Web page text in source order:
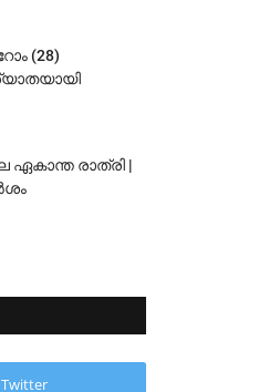
(28)
ഏകാന്ത രാത്രി |
Twitter